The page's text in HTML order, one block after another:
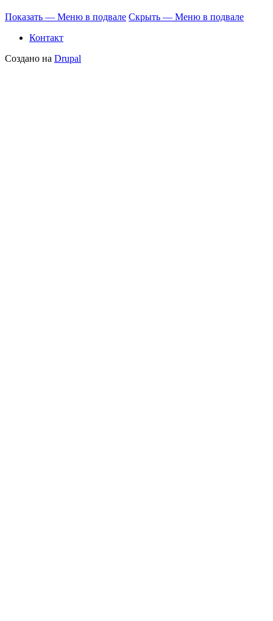
Показать — Меню в подвале Скрыть — Меню в подвале
Контакт
Создано на Drupal